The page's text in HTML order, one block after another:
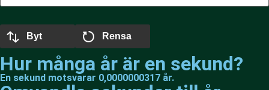
Byt Rensa
Hur många år är en sekund?
En sekund motsvarar 0,0000000317 år.